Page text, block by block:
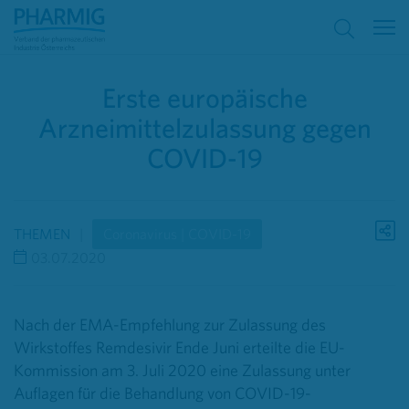
Erste europäische
Arzneimittelzulassung gegen
COVID-19
THEMEN
Nach der EMA-Empfehlung zur Zulassung des
Wirkstoffes Remdesivir Ende Juni erteilte die EU-
Kommission am 3. Juli 2020 eine Zulassung unter
Auflagen für die Behandlung von COVID-19-